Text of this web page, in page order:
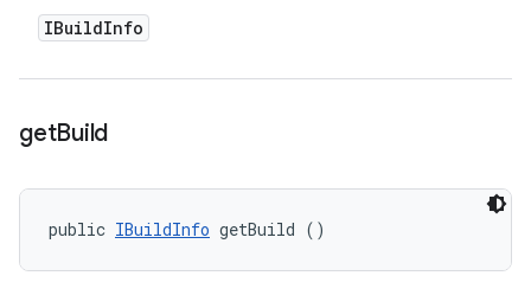
IBuildInfo
getBuild
public IBuildInfo getBuild ()